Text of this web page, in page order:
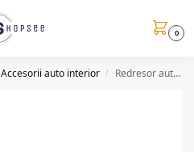
0
Accesorii auto interior / Redresor auto standard YX12242, 10A